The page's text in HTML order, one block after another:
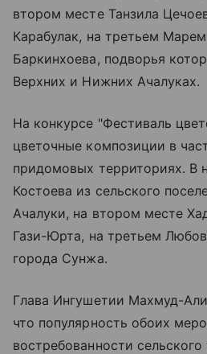
втором месте Танзила
Карабулак, на третьем
Баркинхоева, подворья
Верхних и Нижних Ачалуках.
На конкурсе "Фестиваль
цветочные композиции в
придомовых территориях. В
Костоева из сельского
Ачалуки, на втором месте
Гази-Юрта, на третьем
города Сунжа.
Глава Ингушетии Махмуд-
что популярность обоих
востребованности